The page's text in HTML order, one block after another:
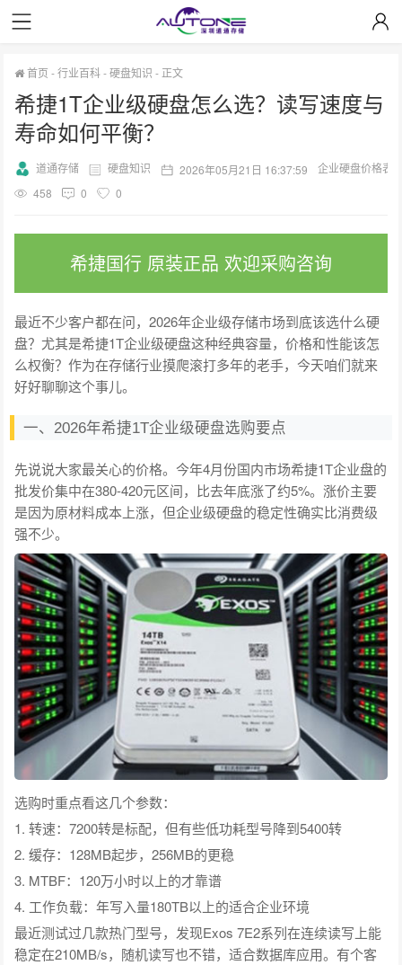
首页 -行业百科-硬盘知识 - 正文
希捷1T企业级硬盘怎么选？读写速度与
寿命如何平衡？
道通存储 硬盘知识 2026年05月21日 16:37:59
企业硬盘价格表
458
0 0
希捷国行 原装正品 欢迎采购咨询
最近不少客户都在问，2026年企业级存储市场到底该选什么硬
盘？尤其是希捷1T企业级硬盘这种经典容量，价格和性能该怎
么权衡？作为在存储行业摸爬滚打多年的老手，今天咱们就来
好好聊聊这个事儿。
一、2026年希捷1T企业级硬盘选购要点
先说说大家最关心的价格。今年4月份国内市场希捷1T企业盘的
批发价集中在380-420元区间，比去年底涨了约5%。涨价主要
是因为原材料成本上涨，但企业级硬盘的稳定性确实比消费级
强不少。
选购时重点看这几个参数：
1. 转速：7200转是标配，但有些低功耗型号降到5400转
2. 缓存：128MB起步，256MB的更稳
3. MTBF：120万小时以上的才靠谱
4. 工作负载：年写入量180TB以上的适合企业环境
最近测试过几款热门型号，发现Exos 7E2系列在连续读写上能
稳定在210MB/s，随机读写也不错，适合数据库应用。有个客